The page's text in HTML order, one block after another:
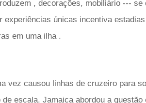
, decorações, mobiliário --- se
experiências únicas incentiva
em uma ilha .
vez causou linhas de cruzeiro para
escala. Jamaica abordou a questão